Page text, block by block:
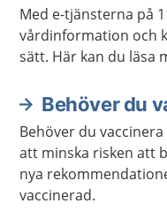
Med e-tjänsterna på
vårdinformation och
sätt. Här kan du läsa
Behöver du
Behöver du
att minska risken att
nya
vaccinerad.